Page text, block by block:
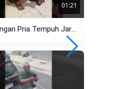
01:21
Perjuangan Pria Tempuh Jarak Jauh Berujung Pilu, Pergoki Pacar dengan...